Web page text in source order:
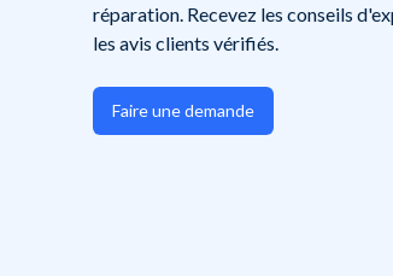
réparation. Recevez les conseils
les avis clients vérifiés.
Faire une demande